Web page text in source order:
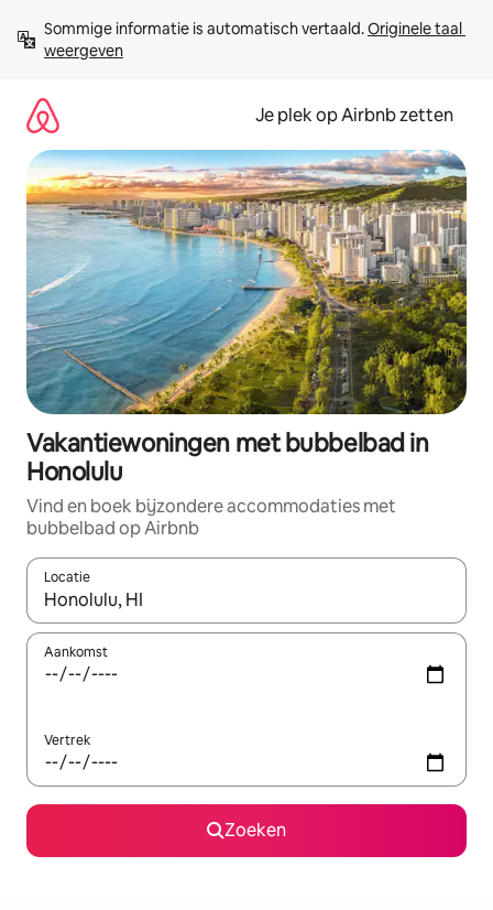
direct
naar
Sommige informatie is automatisch vertaald. Originele taal
weergeven
Je plek op Airbnb zetten
Vakantiewoningen met bubbelbad in
Honolulu
Vind en boek bijzondere accommodaties met
bubbelbad op Airbnb
Locatie
Wanneer er resultaten beschikbaar zijn, maak je een keuze
Aankomst
Vertrek
Zoeken